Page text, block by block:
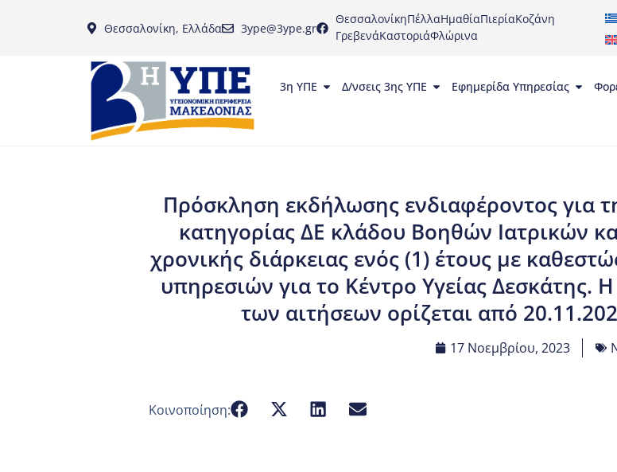
Θεσσαλονίκη, Ελλάδα 3ype@3ype.gr
ΘεσσαλονίκηΠέλλαΗμαθίαΠιερίαΚοζάνη
ΓρεβενάΚαστοριάΦλώρινα
3η ΥΠΕ Δ/νσεις 3ης ΥΠΕ Εφημερίδα Υπηρεσίας
Πρόσκληση εκδήλωσης ενδιαφέροντος για
κατηγορίας ΔΕ κλάδου Βοηθών Ιατρικών
χρονικής διάρκειας ενός (1) έτους με
υπηρεσιών για το Κέντρο Υγείας Δεσκάτης.
των αιτήσεων ορίζεται από
17 Νοεμβρίου, 2023
Κοινοποίηση: